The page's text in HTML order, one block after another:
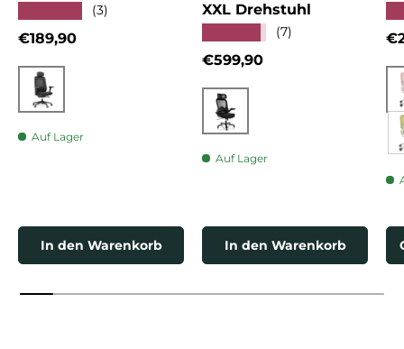
(3)
Normaler Preis
€189,90
Schwarz
Auf Lager
In den Warenkorb
XXL Drehstuhl
(7)
Normaler Preis
€599,90
Schwarz
Auf Lager
In den Warenkorb